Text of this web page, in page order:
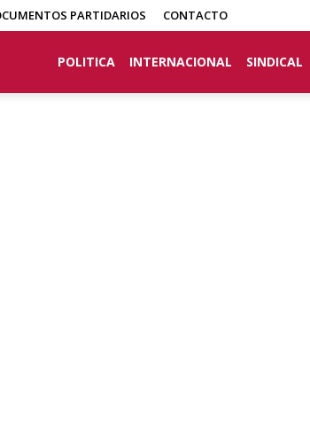
PARTIDARIOS CONTACTO
POLITICA INTERNACIONAL SINDICAL